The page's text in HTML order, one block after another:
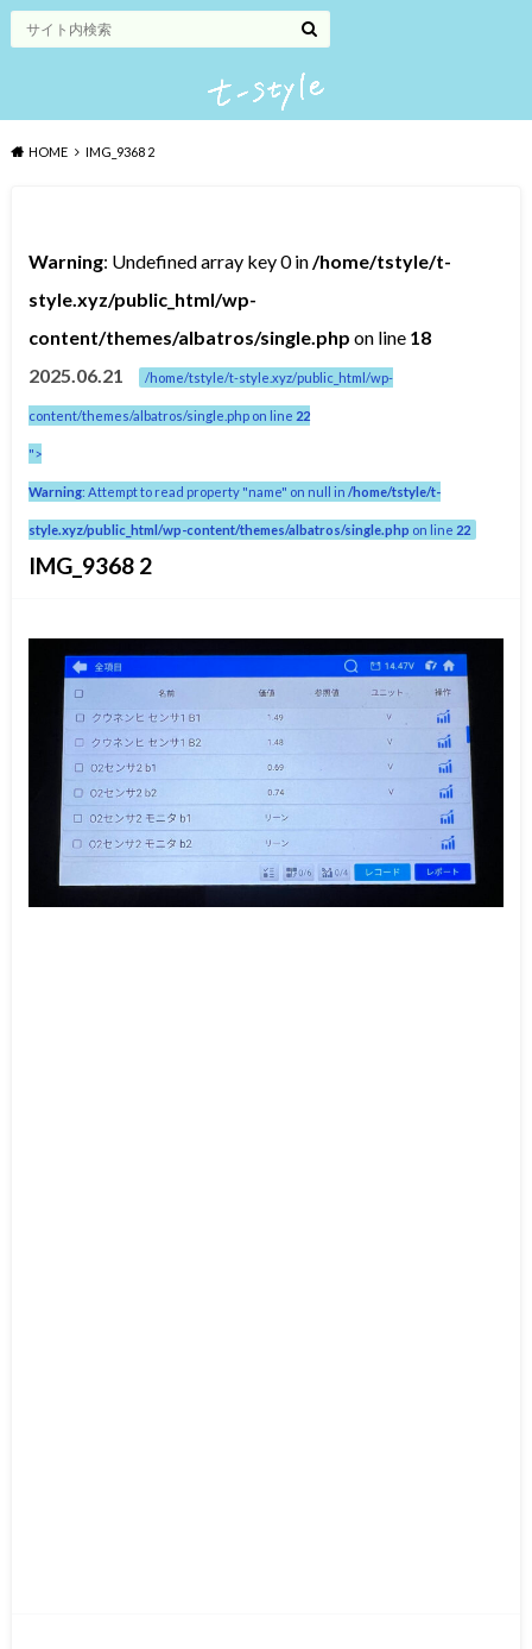
HOME IMG_9368 2
Warning: Undefined array key 0 in/home/tstyle/t-
style.xyz/public_html/wp-
content/themes/albatros/single.php on line 18
2025.06.21
/home/tstyle/t-style.xyz/public_html/wp-
content/themes/albatros/single.php on line 22
">
Warning: Attempt to read property "name" on null in/home/tstyle/t-
style.xyz/public_html/wp-content/themes/albatros/single.php on line 22
IMG_9368 2